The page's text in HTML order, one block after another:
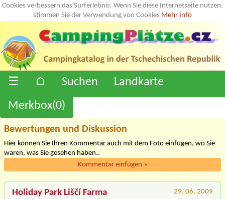
Cookies verbessern das Surferlebnis. Wenn Sie diese Internetseite nutzen,
stimmen Sie der Verwendung von Cookies Mehr Info
☰ ⌂ Suchen
Landkarte
Merkbox(0)
Bewertungen und Diskussion
Hier können Sie Ihren Kommentar auch mit dem Foto einfügen, wo Sie
waren, was Sie gesehen haben..
Kommentar einfügen »
Holiday Park Liščí Farma 29. 06. 2009